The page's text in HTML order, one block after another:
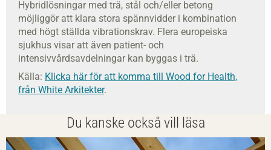
Hybridlösningar med trä, stål och/eller betong
möjliggör att klara stora spännvidder i kombination
med högt ställda vibrationskrav. Flera europeiska
sjukhus visar att även patient- och
intensivvårdsavdelningar kan byggas i trä.
Källa: Klicka här för att komma till Wood for Health,
från White Arkitekter.
Du kanske också vill läsa